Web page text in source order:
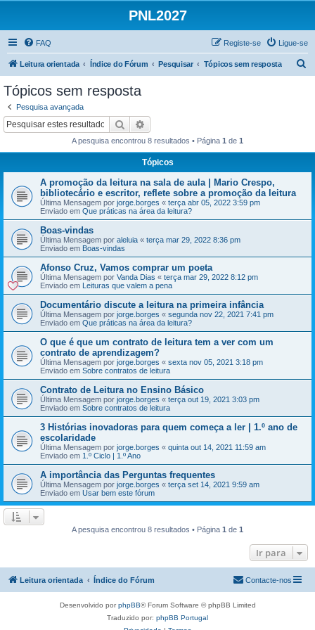
PNL2027
FAQ Ligue-se
Registe-se
Leitura orientada Índice do Fórum Pesquisar Tópicos sem resposta
Tópicos sem resposta
Pesquisa avançada
Pesquisar
A pesquisa encontrou 8 resultados • Página 1 de 1
Tópicos
A promoção da leitura na sala de aula | Mario Crespo,
bibliotecário e escritor, reflete sobre a promoção da leitura
Última Mensagem por jorge.borges « terça abr 05, 2022 3:59 pm
Enviado em Que práticas na área da leitura?
Boas-vindas
Última Mensagem por aleluia « terça mar 29, 2022 8:36 pm
Enviado em Boas-vindas
Afonso Cruz, Vamos comprar um poeta
Última Mensagem por Vanda Dias « terça mar 29, 2022 8:12 pm
Enviado em Leituras que valem a pena
Documentário discute a leitura na primeira infância
Última Mensagem por jorge.borges « segunda nov 22, 2021 7:41 pm
Enviado em Que práticas na área da leitura?
O que é que um contrato de leitura tem a ver com um
contrato de aprendizagem?
Última Mensagem por jorge.borges « sexta nov 05, 2021 3:18 pm
Enviado em Sobre contratos de leitura
Contrato de Leitura no Ensino Básico
Última Mensagem por jorge.borges « terça out 19, 2021 3:03 pm
Enviado em Sobre contratos de leitura
3 Histórias inovadoras para quem começa a ler | 1.º ano de
escolaridade
Última Mensagem por jorge.borges « quinta out 14, 2021 11:59 am
Enviado em 1.º Ciclo | 1.º Ano
A importância das Perguntas frequentes
Última Mensagem por jorge.borges « terça set 14, 2021 9:59 am
Enviado em Usar bem este fórum
A pesquisa encontrou 8 resultados • Página 1 de 1
Ir para
Leitura orientada Índice do Fórum Contacte-nos
Desenvolvido porphpBB® Forum Software © phpBB Limited
Traduzido por: phpBB Portugal